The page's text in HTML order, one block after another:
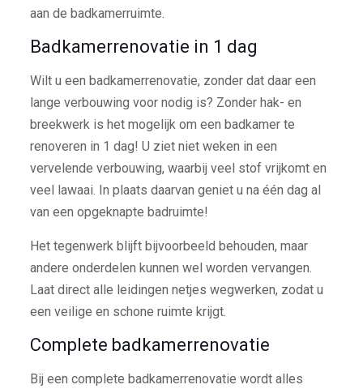
aan de badkamerruimte.
Badkamerrenovatie in 1 dag
Wilt u een badkamerrenovatie, zonder dat daar een
lange verbouwing voor nodig is? Zonder hak- en
breekwerk is het mogelijk om een badkamer te
renoveren in 1 dag! U ziet niet weken in een
vervelende verbouwing, waarbij veel stof vrijkomt en
veel lawaai. In plaats daarvan geniet u na één dag al
van een opgeknapte badruimte!
Het tegenwerk blijft bijvoorbeeld behouden, maar
andere onderdelen kunnen wel worden vervangen.
Laat direct alle leidingen netjes wegwerken, zodat u
een veilige en schone ruimte krijgt.
Complete badkamerrenovatie
Bij een complete badkamerrenovatie wordt alles